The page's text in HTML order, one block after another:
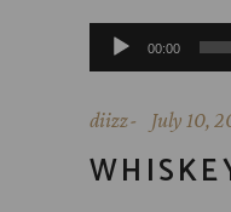
Audio
Player
00:00
diizz July 10,